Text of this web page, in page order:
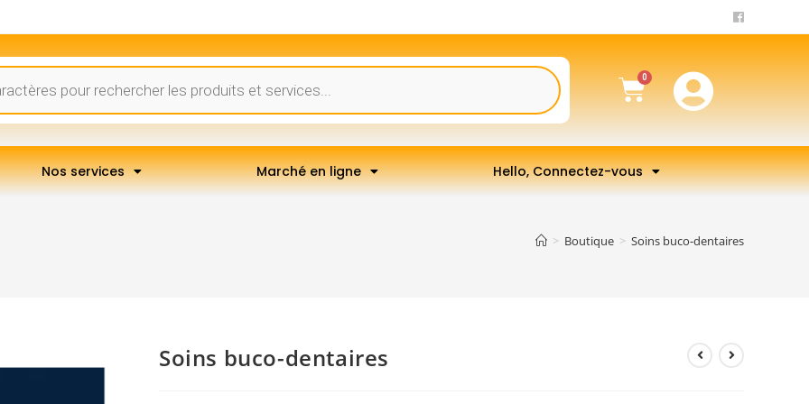
Nos services Marché en ligne Hello, Connectez-vous
> Boutique > Soins buco-dentaires
Soins buco-dentaires